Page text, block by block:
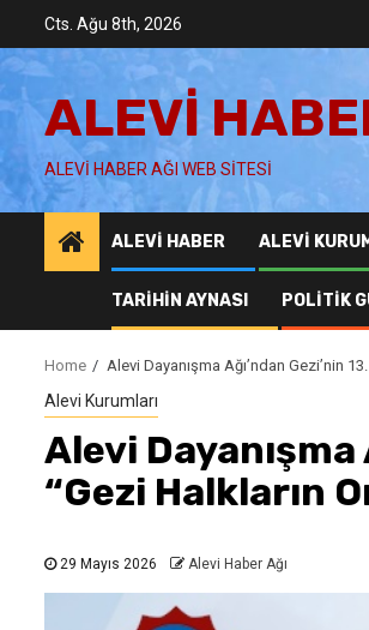
content
Cts. Ağu 8th, 2026
ALEVI
ALEVI HABER AĞI WEB SITESI
ALEVI HABER ALEVI
TARIHIN AYNASI POLITIK
Home Alevi Dayanışma Ağı’ndan Gezi’nin
Alevi Kurumları
Alevi Dayanışma
“Gezi Halkların
29 Mayıs 2026 Alevi Haber Ağı